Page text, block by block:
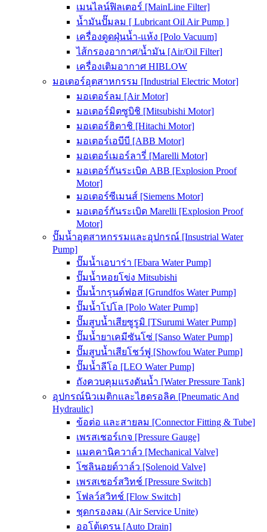
เมนไลน์ฟิลเตอร์ [MainLine Filter]
น้ำมันปั๊มลม [ Lubricant Oil Air Pump ]
เครื่องดูดฝุ่นน้ำ-แห้ง [Polo Vacuum]
ไส้กรองอากาศ/น้ำมัน [Air/Oil Filter]
เครื่องเติมอากาศ HIBLOW
มอเตอร์อุตสาหกรรม [Industrial Electric Motor]
มอเตอร์ลม [Air Motor]
มอเตอร์มิตซูบิชิ [Mitsubishi Motor]
มอเตอร์ฮิตาชิ [Hitachi Motor]
มอเตอร์เอบีบี [ABB Motor]
มอเตอร์เมอร์ลารี่ [Marelli Motor]
มอเตอร์กันระเบิด ABB [Explosion Proof
Motor]
มอเตอร์ซีเมนส์ [Siemens Motor]
มอเตอร์กันระเบิด Marelli [Explosion Proof
Motor]
ปั๊มน้ำอุตสาหกรรมและอุปกรณ์ [Insustrial Water
Pump]
ปั๊มน้ำเอบาร่า [Ebara Water Pump]
ปั๊มน้ำหอยโข่ง Mitsubishi
ปั๊มน้ำกรุนด์ฟอส [Grundfos Water Pump]
ปั๊มน้ำโปโล [Polo Water Pump]
ปั๊มสูบน้ำเสียซูรูมิ [TSurumi Water Pump]
ปั๊มน้ำยาเคมีซันโซ่ [Sanso Water Pump]
ปั๊มสูบน้ำเสียโชว์ฟู [Showfou Water Pump]
ปั๊มน้ำลีโอ [LEO Water Pump]
ถังควบคุมแรงดันน้ำ [Water Pressure Tank]
อุปกรณ์นิวเมติกและไฮดรอลิค [Pneumatic And
Hydraulic]
ข้อต่อ และสายลม [Connector Fitting & Tube]
เพรสเชอร์เกจ [Pressure Gauge]
แมคคานิควาล์ว [Mechanical Valve]
โซลินอยด์วาล์ว [Solenoid Valve]
เพรสเชอร์สวิทช์ [Pressure Switch]
โฟลว์สวิทช์ [Flow Switch]
ชุดกรองลม (Air Service Unite)
ออโต้เดรน [Auto Drain]